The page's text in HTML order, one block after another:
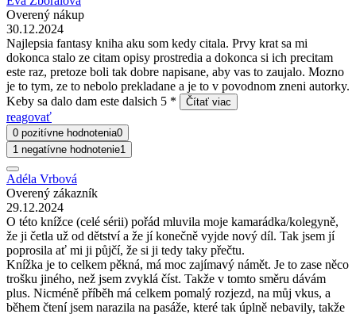
Overený nákup
30.12.2024
Najlepsia fantasy kniha aku som kedy citala. Prvy krat sa mi
dokonca stalo ze citam opisy prostredia a dokonca si ich precitam
este raz, pretoze boli tak dobre napisane, aby vas to zaujalo. Mozno
je to tym, ze to nebolo prekladane a je to v povodnom zneni autorky.
Keby sa dalo dam este dalsich 5 *
Čítať viac
reagovať
0 pozitívne hodnotenia0
1 negatívne hodnotenie1
Adéla Vrbová
Overený zákazník
29.12.2024
O této knížce (celé sérii) pořád mluvila moje kamarádka/kolegyně,
že ji četla už od dětství a že jí konečně vyjde nový díl. Tak jsem jí
poprosila ať mi ji půjčí, že si ji tedy taky přečtu.
Knížka je to celkem pěkná, má moc zajímavý námět. Je to zase něco
trošku jiného, než jsem zvyklá číst. Takže v tomto směru dávám
plus. Nicméně příběh má celkem pomalý rozjezd, na můj vkus, a
během čtení jsem narazila na pasáže, které tak úplně nebavily, takže